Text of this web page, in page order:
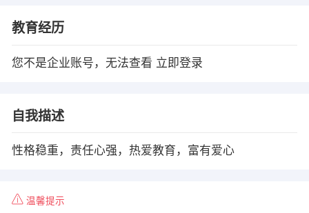
教育经历
您不是企业账号，无法查看 立即登录
自我描述
性格稳重，责任心强，热爱教育，富有爱心
温馨提示